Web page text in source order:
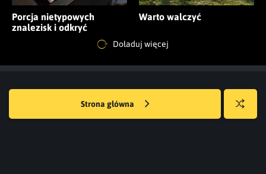
Porcja nietypowych
znalezisk i odkryć
Warto walczyć
Doładuj więcej
Strona główna